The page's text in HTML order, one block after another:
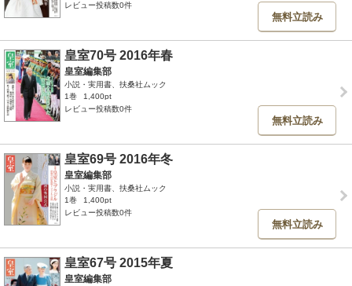
レビュー投稿数0件
無料立読み
皇室70号 2016年春
皇室編集部
小説・実用書、扶桑社ムック
1巻
1,400pt
レビュー投稿数0件
無料立読み
皇室69号 2016年冬
皇室編集部
小説・実用書、扶桑社ムック
1巻
1,400pt
レビュー投稿数0件
無料立読み
皇室67号 2015年夏
皇室編集部